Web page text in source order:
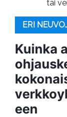
tai
ERI
Kuinka
een